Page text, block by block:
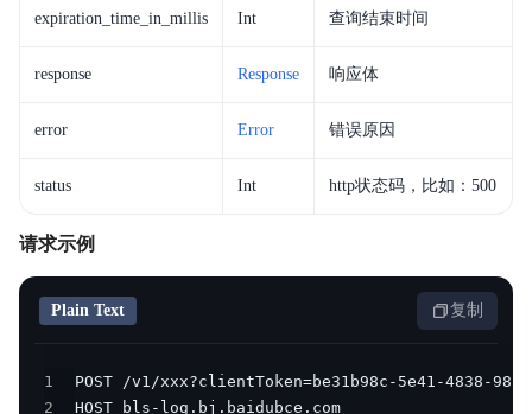
expiration_time_in_millis Int 查询结束时间
response Response 响应体
error Error 错误原因
status Int http状态码，比如：500
请求示例
Plain Text 复制
1
2